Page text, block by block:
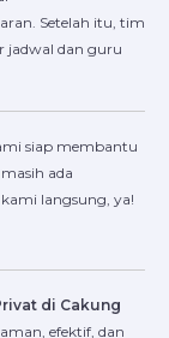
Setelah itu, tim
dan guru
siap membantu
ada
langsung, ya!
di Cakung
efektif, dan